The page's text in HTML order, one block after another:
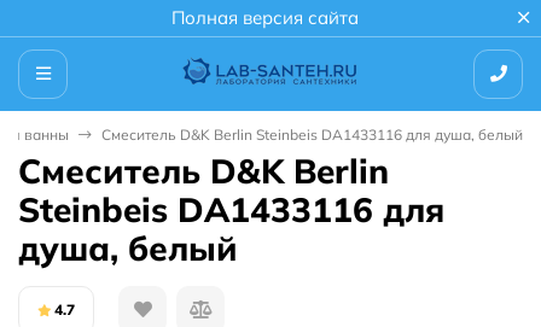
Полная версия сайта
ванны Смеситель D&K Berlin Steinbeis DA1433116 для душа, белый
Смеситель D&K Berlin
Steinbeis DA1433116 для
душа, белый
4.7